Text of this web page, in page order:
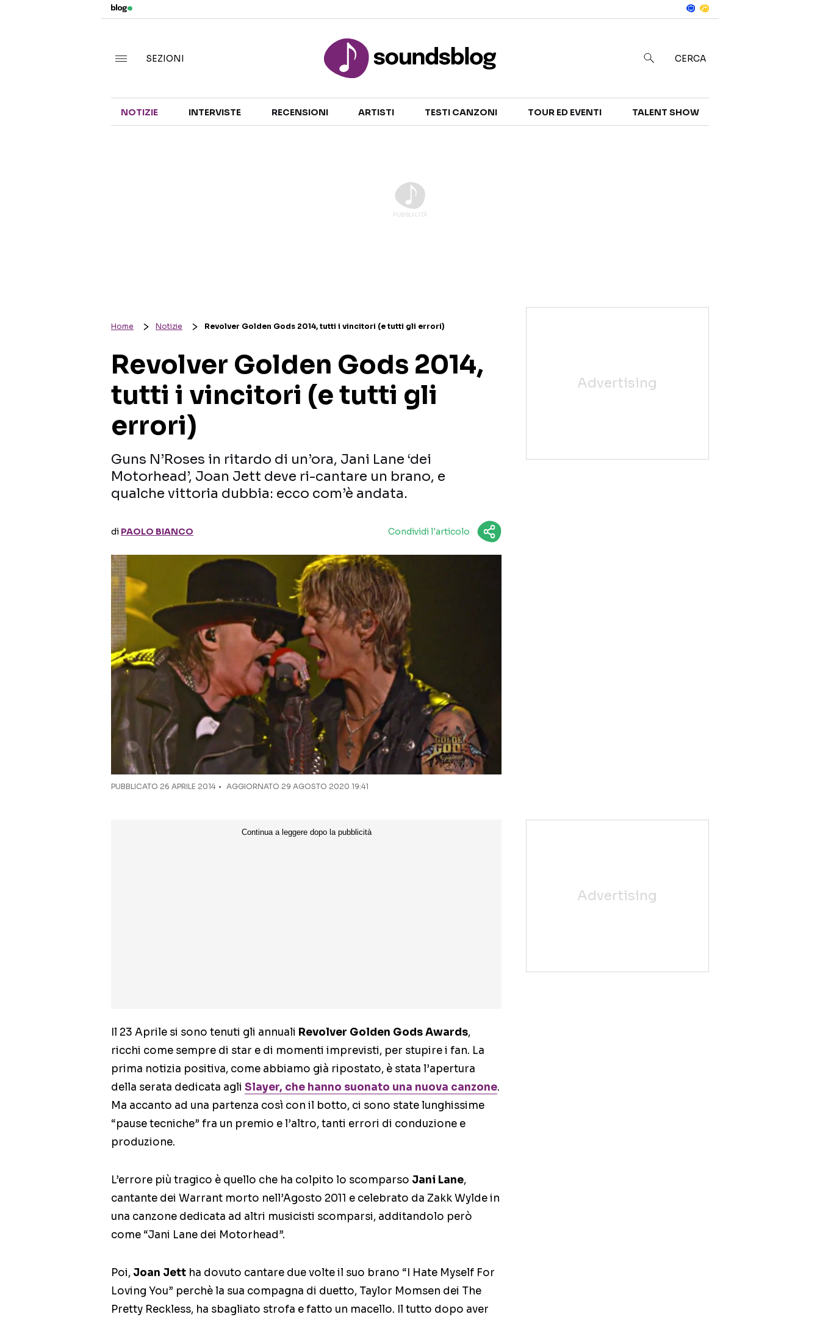
TALENT SHOW
SEZIONI CERCA
NOTIZIE INTERVISTE RECENSIONI ARTISTI TESTI CANZONI TOUR ED EVENTI TALENT SHOW
Home Notizie Revolver Golden Gods 2014, tutti i vincitori (e tutti gli errori)
Revolver Golden Gods 2014,
tutti i vincitori (e tutti gli
errori)
Guns N’Roses in ritardo di un’ora, Jani Lane ‘dei
Motorhead’, Joan Jett deve ri-cantare un brano, e
qualche vittoria dubbia: ecco com’è andata.
di PAOLO BIANCO Condividi l'articolo
PUBBLICATO 26 APRILE 2014 AGGIORNATO 29 AGOSTO 2020 19:41
Il 23 Aprile si sono tenuti gli annuali Revolver Golden Gods Awards,
ricchi come sempre di star e di momenti imprevisti, per stupire i fan. La
prima notizia positiva, come abbiamo già ripostato, è stata l’apertura
della serata dedicata agli Slayer, che hanno suonato una nuova canzone.
Ma accanto ad una partenza così con il botto, ci sono state lunghissime
“pause tecniche” fra un premio e l’altro, tanti errori di conduzione e
produzione.
L’errore più tragico è quello che ha colpito lo scomparso Jani Lane,
cantante dei Warrant morto nell’Agosto 2011 e celebrato da Zakk Wylde in
una canzone dedicata ad altri musicisti scomparsi, additandolo però
come “Jani Lane dei Motorhead”.
Poi, Joan Jett ha dovuto cantare due volte il suo brano “I Hate Myself For
Loving You” perchè la sua compagna di duetto, Taylor Momsen dei The
Pretty Reckless, ha sbagliato strofa e fatto un macello. Il tutto dopo aver